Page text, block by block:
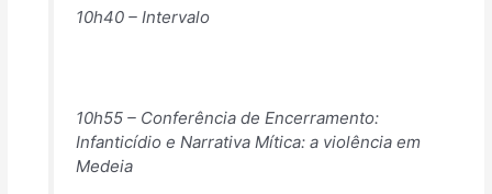
10h40 – Intervalo
10h55 – Conferência de Encerramento:
Infanticídio e Narrativa Mítica: a violência em
Medeia